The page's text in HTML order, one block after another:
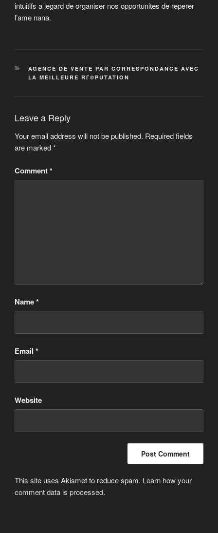
intuitifs a legard de organiser nos opportunites de reperer
l’ame nana.
CATEGORIES
AGENCE DE VENTE PAR CORRESPONDANCE AVEC
LA MEILLEURE RГ©PUTATION
Leave a Reply
Your email address will not be published. Required fields
are marked*
Comment*
Name*
Email *
Website
This site uses Akismet to reduce spam. Learn how your
comment data is processed.